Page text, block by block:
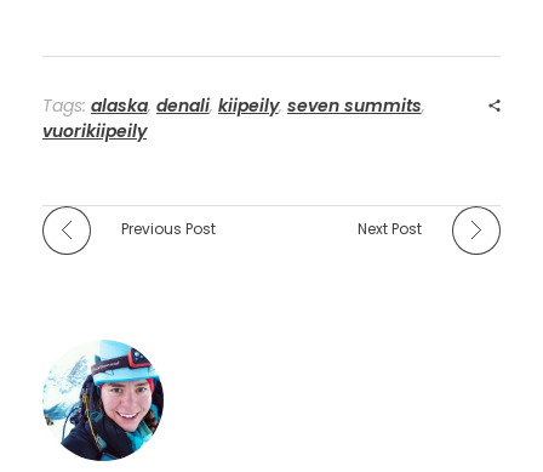
Tags: alaska, denali, kiipeily, seven summits,
vuorikiipeily
Previous Post Next Post